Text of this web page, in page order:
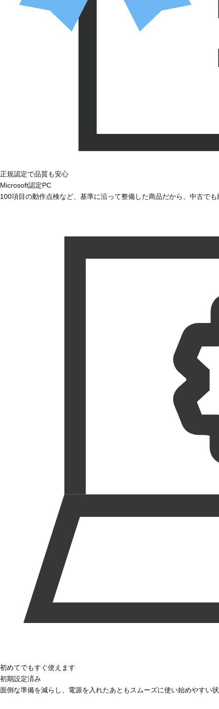
正規認定で品質も安心
Microsoft認定PC
100項目の動作点検など、基準に沿って整備した商品だから、中古で
初めてでもすぐ使えます
初期設定済み
面倒な準備を減らし、電源を入れたあともスムーズに使い始めやすい